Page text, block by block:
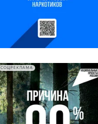
СОЦРЕКЛАМА